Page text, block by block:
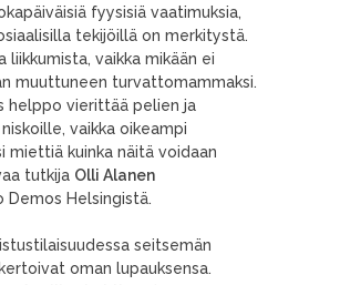
fyysisiä vaatimuksia,
tekijöillä on merkitystä.
liikkumista, vaikka mikään ei
muuttuneen turvattomammaksi.
helppo vierittää pelien ja
vaikka oikeampi
miettiä kuinka näitä voidaan
tutkija Olli Alanen
Demos Helsingistä.
seitsemän
oman lupauksensa.